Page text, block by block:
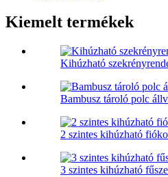
Kiemelt termékek
Kihúzható
Bambusz tároló polc
2 szintes kihúzható
3 szintes kihúzható